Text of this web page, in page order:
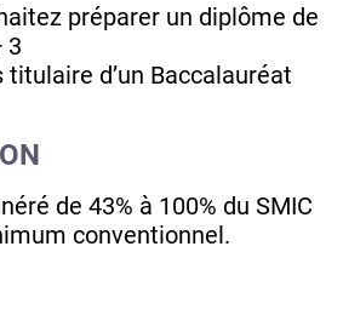
préparer un diplôme de
3
titulaire d’un Baccalauréat
de 43% à 100% du SMIC
conventionnel.